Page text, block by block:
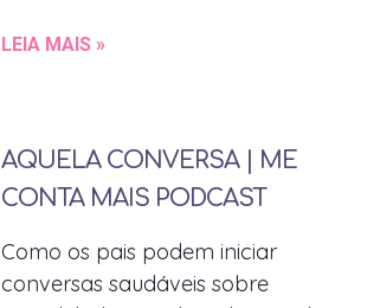
LEIA MAIS »
AQUELA CONVERSA | ME
CONTA MAIS PODCAST
Como os pais podem iniciar
conversas saudáveis sobre